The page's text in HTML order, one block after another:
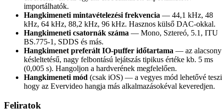
importálhatók.
Hangkimeneti mintavételezési frekvencia — 44,1 kHz, 48
kHz, 64 kHz, 88,2 kHz, 96 kHz. Hasznos külső DAC-okkal.
Hangkimeneti csatornák száma — Mono, Sztereó, 5.1, ITU
BS.775-1, SDDS és más.
Hangkimenet preferált IO-puffer időtartama — az alacsony
késleltetésű, nagy felbontású lejátszás tipikus értéke kb. 5 ms
(0,005 s). Hangoljon a hardverének megfelelően.
Hangkimeneti mód (csak iOS) — a vegyes mód lehetővé
hogy az Evervideo hangja más alkalmazásokéval keveredjen.
Feliratok